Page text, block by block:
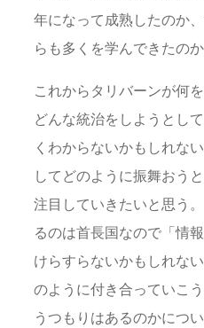
年になって成熟したのか
らも多くを学んできたのか
これからタリバーンが何
どんな統治をしようとし
くわからないかもしれな
してどのように振舞おう
注目していきたいと思う
るのは首長国なので「情
けらすらないかもしれな
のように付き合っていこ
うつもりはあるのかにつ